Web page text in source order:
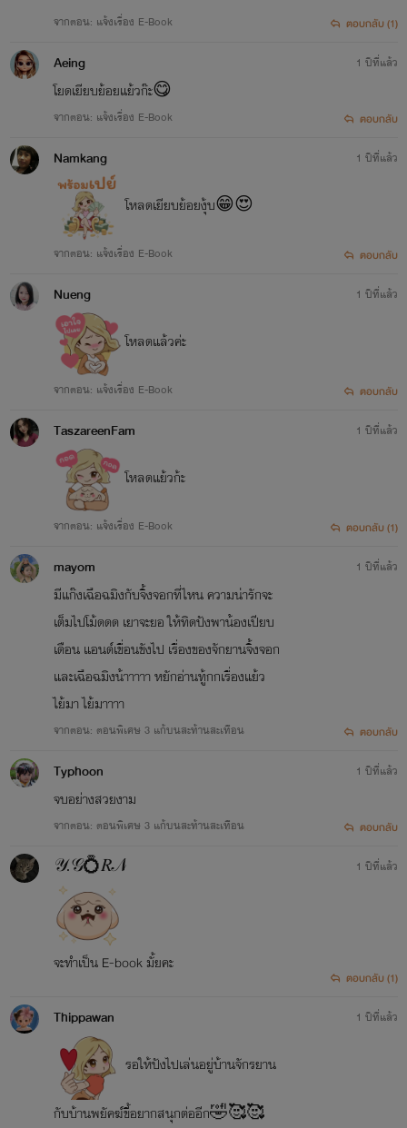
จากตอน: แจ้งเรื่อง E-Book ตอบกลับ (1)
Aeing
โยดเยียบย้อยแย้วก๊ะ😋
จากตอน: แจ้งเรื่อง E-Book
1 ปีที่แล้ว
ตอบกลับ
Namkang
โหลดเยียบย้อยงุ้บ😁😍
จากตอน: แจ้งเรื่อง E-Book
1 ปีที่แล้ว
ตอบกลับ
Nueng
โหลดแล้วค่ะ
จากตอน: แจ้งเรื่อง E-Book
1 ปีที่แล้ว
ตอบกลับ
TaszareenFam
โหลดแย้วก้ะ
จากตอน: แจ้งเรื่อง E-Book
1 ปีที่แล้ว
ตอบกลับ (1)
mayom
มีแก๊งเฉือฉมิงกับจิ้งจอกที่ไหน ความน่ารักจะ
เต็มไปโม้ดดด เยาจะยอ ให้ทิดปังพาน้องเปียบ
เดือน แอนด์เขื่อนขังไป เรื่องของจักยานจิ้งจอก
และเฉือฉมิงน้าาาาา หยักอ่านทู้กกเรื่องแย้ว
ไย้มา ไย้มาาาา
จากตอน: ตอนพิเศษ 3 แก้บนสะท้านสะเทือน
1 ปีที่แล้ว
ตอบกลับ
Typhoon
จบอย่างสวยงาม
จากตอน: ตอนพิเศษ 3 แก้บนสะท้านสะเทือน
1 ปีที่แล้ว
ตอบกลับ
𝒴.𝒢💍𝑅𝒩
จะทำเป็น E-book มั้ยคะ
1 ปีที่แล้ว
ตอบกลับ (1)
Thippawan
รอให้ปังไปเล่นอยู่บ้านจักรยาน
กับบ้านพยัคฆ์ขี้อยากสนุกต่ออีก🤣🥰🥰
1 ปีที่แล้ว